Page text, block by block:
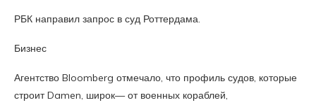
РБК направил запрос в суд Роттердама.
Бизнес
Агентство Bloomberg отмечало, что профиль судов, которые
строит Damen, широк— от военных кораблей,